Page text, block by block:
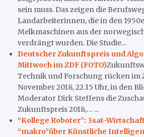
sein muss. Das zeigen die
Landarbeiterinnen, die in den
Melkmaschinen aus der
verdrängt wurden. Die Studie...
Deutscher Zukunftspreis und
Mittwoch im ZDF (FOTO)
Technik und Forschung rücken im
November 2018, 22.15 Uhr, in den
Moderator Dirk Steffens die
Zukunftspreis 2018,… ...
“Kollege Roboter”: 3sat-
“makro”über Künstliche